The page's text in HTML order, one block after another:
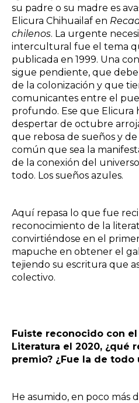
su padre o su madre es
Elicura Chihuailaf en
chilenos. La urgente
intercultural fue el tema
publicada en 1999. Una
sigue pendiente, que
de la colonización y que
comunicantes entre el
profundo. Ese que Elicura
despertar de octubre
que rebosa de sueños y
común que sea la
de la conexión del
todo. Los sueños azules.
Aquí repasa lo que fue
reconocimiento de la
convirtiéndose en el
mapuche en obtener el
tejiendo su escritura que
colectivo.
Fuiste reconocido con
Literatura el 2020, ¿qué
premio? ¿Fue la de todo
He asumido, en poco más